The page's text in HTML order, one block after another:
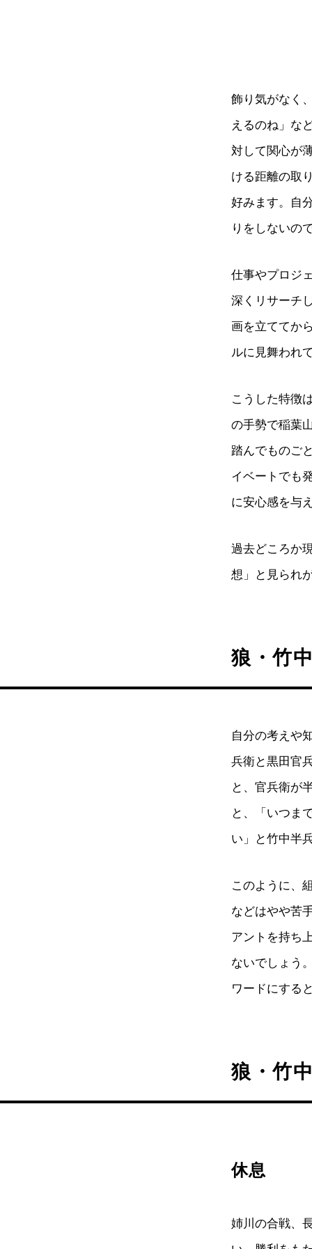
飾り気がなく
えるのね」な
対して関心が
ける距離の取
好みます。自
りをしないの
仕事やプロジ
深くリサーチ
画を立ててか
ルに見舞われ
こうした特徴
の手勢で稲葉
踏んでものご
イベートでも
に安心感を与
過去どころか
想」と見られ
狼・竹
自分の考えや
兵衛と黒田官
と、官兵衛が
と、「いつま
い」と竹中半
このように、
などはやや苦
アントを持ち
ないでしょう
ワードにする
狼・竹
休息
姉川の合戦、